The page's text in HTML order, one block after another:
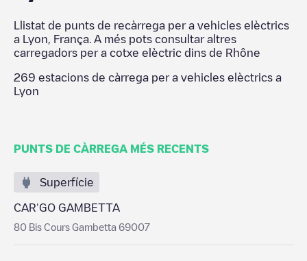
Llistat de punts de recàrrega per a vehicles elèctrics
a
Lyon França . A més pots consultar altres
carregadors per a cotxe elèctric dins de Rhône
269 estacions de càrrega per a vehicles elèctrics a
Lyon
PUNTS DE CÀRREGA MÉS RECENTS
Superfície
CAR'GO GAMBETTA
80 Bis Cours Gambetta 69007